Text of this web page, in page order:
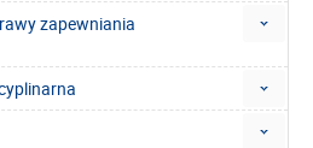
zapewniania